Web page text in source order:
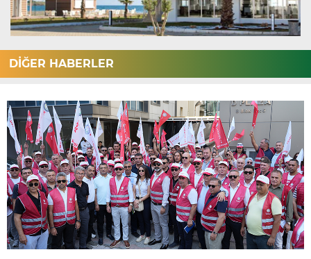
DİĞER HABERLER